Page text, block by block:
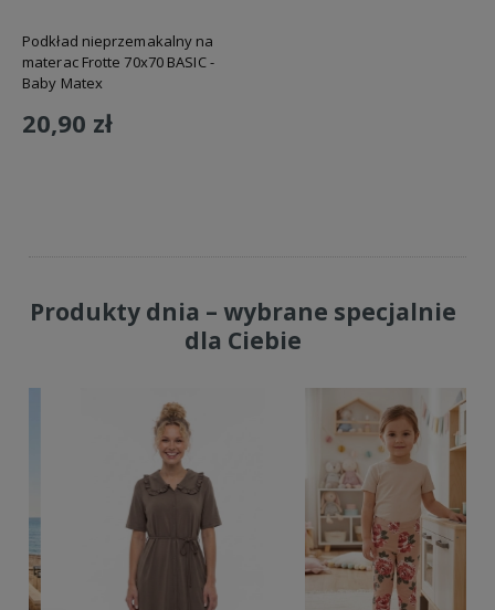
Podkład nieprzemakalny na
materac Frotte 70x70 BASIC -
Baby Matex
20,90 zł
Produkty dnia – wybrane specjalnie
dla Ciebie